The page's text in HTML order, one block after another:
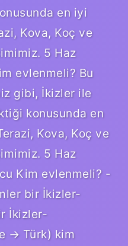
en iyi
Kova, Koç ve
5 Haz
evlenmeli? Bu
gibi, İkizler ile
konusunda en
Kova, Koç ve
5 Haz
Kim evlenmeli? -
bir İkizler-
İkizler-
→ Türk) kim